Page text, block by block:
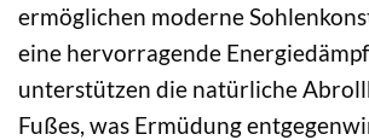
ermöglichen moderne
eine hervorragende
unterstützen die natürliche
Fußes, was Ermüdung